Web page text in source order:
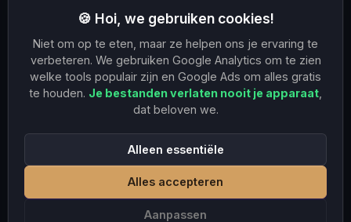
🍪 Hoi, we gebruiken cookies!
Niet om op te eten, maar ze helpen ons je ervaring te
verbeteren. We gebruiken Google Analytics om te zien
welke tools populair zijn en Google Ads om alles gratis
te houden. Je bestanden verlaten nooit je apparaat
dat beloven we.
Aanpassen
Alleen essentiële
Alles accepteren